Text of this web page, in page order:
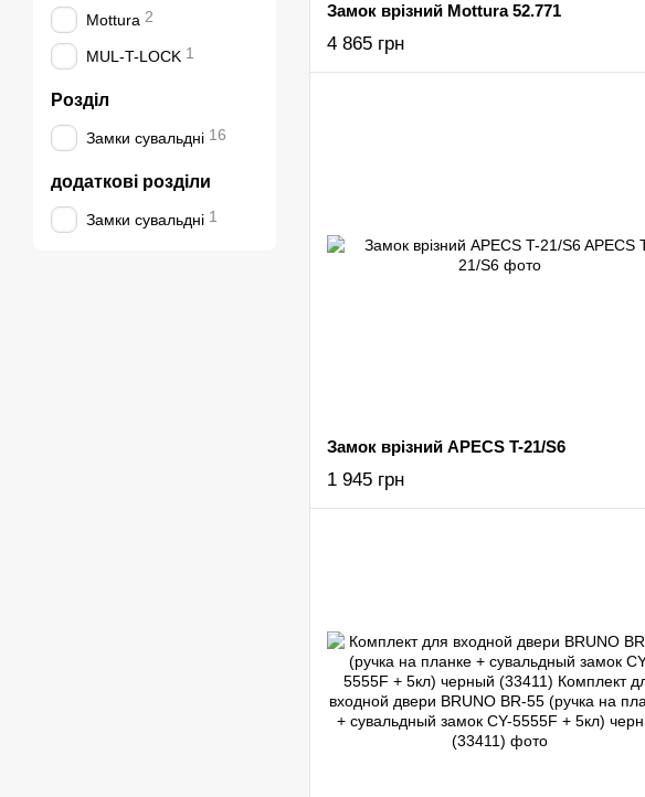
Замок врізний Mottura 52.771
4 865 грн
Замок врізний APECS T-21/S6
1 945 грн
Mottura 2
MUL-T-LOCK 1
Розділ
Замки сувальдні 16
додаткові розділи
Замки сувальдні 1